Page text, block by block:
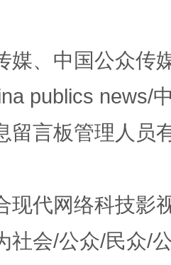
媒、中国公众传
publics news/
留言板管理人员
现代网络科技影
社会/公众/民众/